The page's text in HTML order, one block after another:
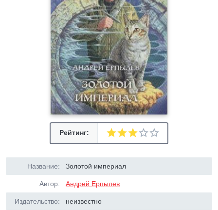
Рейтинг:
Название: Золотой империал
Автор: Андрей Ерпылев
Издательство: неизвестно